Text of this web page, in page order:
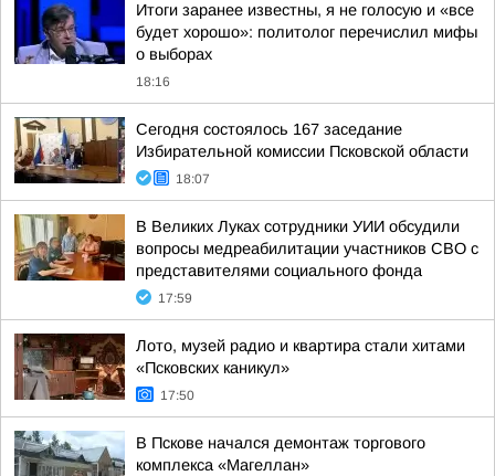
Итоги заранее известны, я не голосую и «все
будет хорошо»: политолог перечислил мифы
о выборах
18:16
Сегодня состоялось 167 заседание
Избирательной комиссии Псковской области
18:07
В Великих Луках сотрудники УИИ обсудили
вопросы медреабилитации участников СВО с
представителями социального фонда
17:59
Лото, музей радио и квартира стали хитами
«Псковских каникул»
17:50
В Пскове начался демонтаж торгового
комплекса «Магеллан»